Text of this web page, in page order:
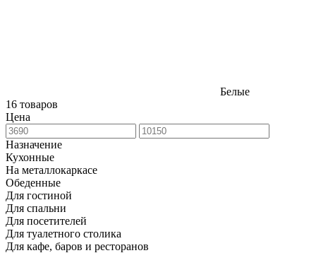
Белые
16 товаров
Цена
Назначение
Кухонные
На металлокаркасе
Обеденные
Для гостиной
Для спальни
Для посетителей
Для туалетного столика
Для кафе, баров и ресторанов